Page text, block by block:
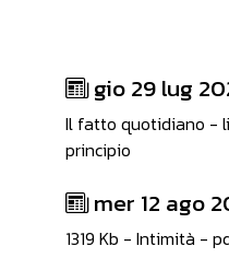
gio 29 lug
Il fatto quotidiano -
principio
mer 12 ago
1319 Kb - Intimità -